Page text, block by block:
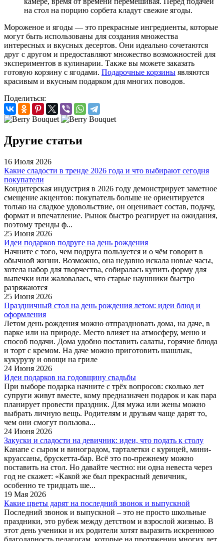
на стол на порцию сорбета кладут свежие ягоды.
Мороженое и ягоды — это прекрасные ингредиенты, которые
могут быть использованы для создания множества
интересных и вкусных десертов. Они идеально сочетаются
друг с другом и предоставляют множество возможностей для
экспериментов в кулинарии. Также вы можете заказать
готовую корзину с ягодами. Подарочные корзины являются
красивым и вкусным подарком для многих поводов.
Поделиться:
Другие статьи
16 Июля 2026
Какие сладости в тренде 2026 года и что выбирают сегодня
покупатели
Кондитерская индустрия в 2026 году демонстрирует заметное
смещение акцентов: покупатель больше не ориентируется
только на сладкое удовольствие, он оценивает состав, подачу,
формат и впечатление. Рынок быстро реагирует на ожидания,
поэтому тренды ф...
25 Июня 2026
Идеи подарков подруге на день рождения
Начните с того, чем подруга пользуется и о чём говорит в
обычной жизни. Возможно, она недавно искала новые часы,
хотела набор для творчества, собиралась купить форму для
выпечки или жаловалась, что старые наушники быстро
разряжаются
25 Июня 2026
Праздничный стол на день рождения летом: идеи блюд и
оформления
Летом день рождения можно отпраздновать дома, на даче, в
парке или на природе. Место влияет на атмосферу, меню и
способ подачи. Дома удобно поставить салаты, горячие блюда
и торт с кремом. На даче можно приготовить шашлык,
кукурузу и овощи на гриле
24 Июня 2026
Идеи подарков на годовщину свадьбы
При выборе подарка начните с трёх вопросов: сколько лет
супруги живут вместе, кому предназначен подарок и как пара
планирует провести праздник. Для мужа или жены можно
выбрать личную вещь. Родителям и друзьям чаще дарят то,
чем они смогут пользова...
24 Июня 2026
Закуски и сладости на девичник: идеи, что подать к столу
Канапе с сыром и виноградом, тарталетки с курицей, мини-
круассаны, брускетта-бар. Всё это по-прежнему можно
поставить на стол. Но давайте честно: ни одна невеста через
год не скажет: «Какой же был прекрасный девичник,
особенно те тридцать ше...
19 Мая 2026
Какие цветы дарят на последний звонок и выпускной
Последний звонок и выпускной – это не просто школьные
праздники, это рубеж между детством и взрослой жизнью. В
этот день ученики и их родители хотят выразить искреннюю
благодарность педагогам, которые на протяжении многих лет